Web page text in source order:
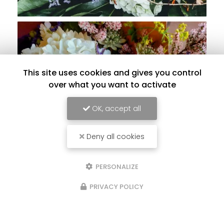
This site uses cookies and gives you control
over what you want to activate
OK, accept all
Deny all cookies
PERSONALIZE
PRIVACY POLICY